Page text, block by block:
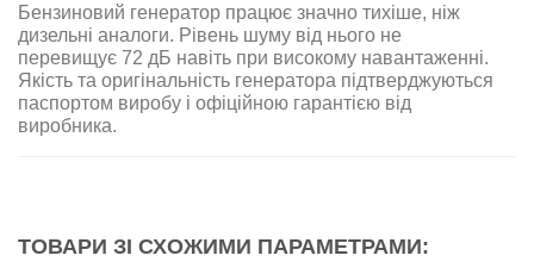
Бензиновий генератор працює значно тихіше, ніж
дизельні аналоги. Рівень шуму від нього не
перевищує 72 дБ навіть при високому навантаженні.
Якість та оригінальність генератора підтверджуються
паспортом виробу і офіційною гарантією від
виробника.
ТОВАРИ ЗІ СХОЖИМИ ПАРАМЕТРАМИ: